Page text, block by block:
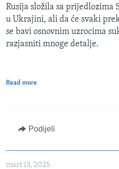
Rusija složila sa prijedlozima
u Ukrajini, ali da će svaki
se bavi osnovnim uzrocima
razjasniti mnoge detalje.
Read more
Podijeli
mart 13, 2025